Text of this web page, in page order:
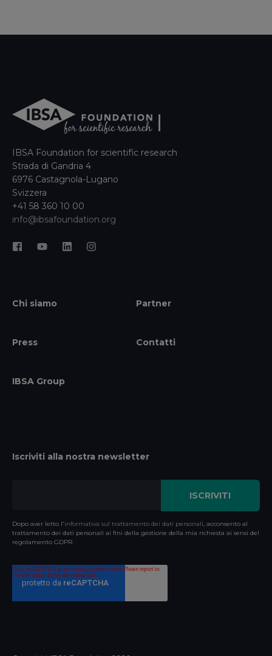
IBSA Foundation for scientific research
Strada di Gandria 4
6976 Castagnola-Lugano
Svizzera
+41 58 360 10 00
info@ibsafoundation.org
Chi siamo Partner
Press Contatti
IBSA Group
Iscriviti alla nostra newsletter
Dopo aver letto l'informativa sul trattamento dei dati personali, acconsento al
trattamento dei dati personali ai fini della gestione della mia richiesta ai sensi del
regolamento GDPR.